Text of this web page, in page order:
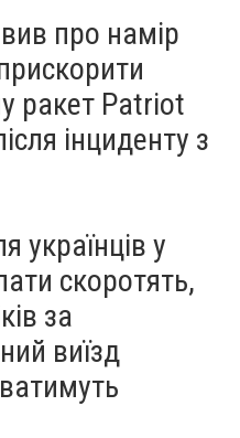
про намір
ракет Patriot
інциденту з
українців у
скоротять,
за
виїзд